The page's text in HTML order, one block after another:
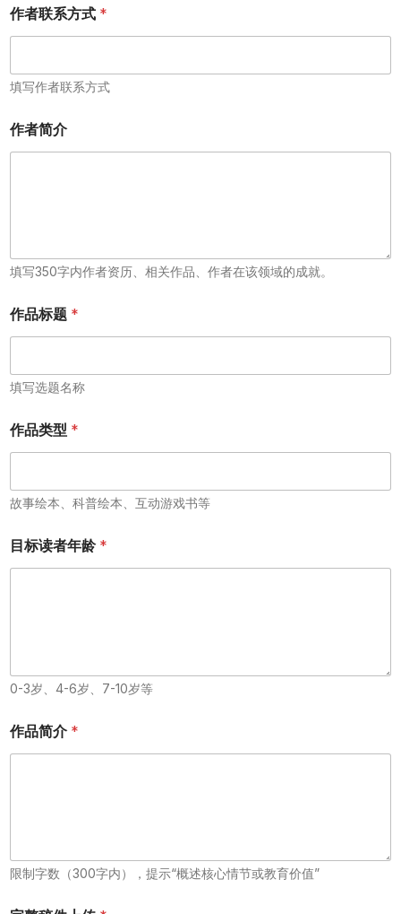
作者联系方式 *
填写作者联系方式
作者简介
填写350字内作者资历、相关作品、作者在该领域的成就。
作品标题 *
填写选题名称
作品类型 *
故事绘本、科普绘本、互动游戏书等
目标读者年龄 *
0-3岁、4-6岁、7-10岁等
作品简介 *
限制字数（300字内），提示“概述核心情节或教育价值”